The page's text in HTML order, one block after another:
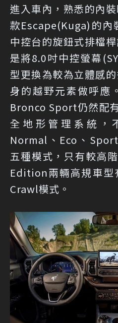
進入車內，熟悉的內
款Escape(Kuga)的內
中控台的旋鈕式排檔
是將8.0吋中控螢幕
型更換為較為立體感
身的越野元素做呼應
Bronco Sport仍然配
全地形管理系統，
Normal、Eco、
五種模式，只有較高
Edition兩輛高規車
Crawl模式。